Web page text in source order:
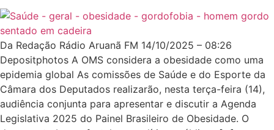
Da Redação Rádio Aruanã FM 14/10/2025 – 08:26
Depositphotos A OMS considera a obesidade como uma
epidemia global As comissões de Saúde e do Esporte da
Câmara dos Deputados realizarão, nesta terça-feira (14),
audiência conjunta para apresentar e discutir a Agenda
Legislativa 2025 do Painel Brasileiro de Obesidade. O